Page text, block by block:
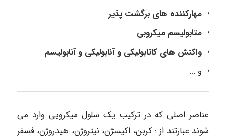
مهارکننده های برگشت پذیر
متابولیسم میکروبی
واکنش های کاتابولیکی و آنابولیکی و آنابولیسم
و …
عناصر اصلی که در ترکیب یک سلول میکروبی وارد می
شوند عبارتند از : کربن، اکیسژن، نیتروژن، هیدروژن، فسفر